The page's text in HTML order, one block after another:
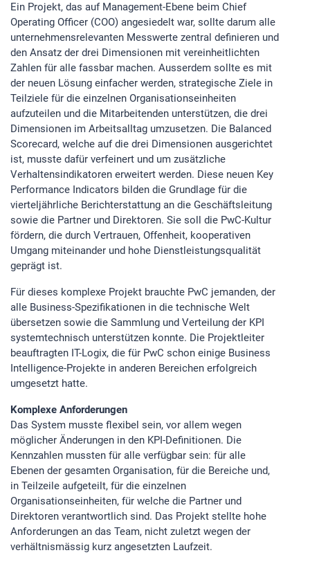
Ein Projekt, das auf Management-Ebene beim Chief
Operating Officer (COO) angesiedelt war, sollte darum alle
unternehmensrelevanten Messwerte zentral definieren und
den Ansatz der drei Dimensionen mit vereinheitlichten
Zahlen für alle fassbar machen. Ausserdem sollte es mit
der neuen Lösung einfacher werden, strategische Ziele in
Teilziele für die einzelnen Organisationseinheiten
aufzuteilen und die Mitarbeitenden unterstützen, die drei
Dimensionen im Arbeitsalltag umzusetzen. Die Balanced
Scorecard, welche auf die drei Dimensionen ausgerichtet
ist, musste dafür verfeinert und um zusätzliche
Verhaltensindikatoren erweitert werden. Diese neuen Key
Performance Indicators bilden die Grundlage für die
vierteljährliche Berichterstattung an die Geschäftsleitung
sowie die Partner und Direktoren. Sie soll die PwC-Kultur
fördern, die durch Vertrauen, Offenheit, kooperativen
Umgang miteinander und hohe Dienstleistungsqualität
geprägt ist.
Für dieses komplexe Projekt brauchte PwC jemanden, der
alle Business-Spezifikationen in die technische Welt
übersetzen sowie die Sammlung und Verteilung der KPI
systemtechnisch unterstützen konnte. Die Projektleiter
beauftragten IT-Logix, die für PwC schon einige Business
Intelligence-Projekte in anderen Bereichen erfolgreich
umgesetzt hatte.
Komplexe Anforderungen
Das System musste flexibel sein, vor allem wegen
möglicher Änderungen in den KPI-Definitionen. Die
Kennzahlen mussten für alle verfügbar sein: für alle
Ebenen der gesamten Organisation, für die Bereiche und,
in Teilzeile aufgeteilt, für die einzelnen
Organisationseinheiten, für welche die Partner und
Direktoren verantwortlich sind. Das Projekt stellte hohe
Anforderungen an das Team, nicht zuletzt wegen der
verhältnismässig kurz angesetzten Laufzeit.
Plattformen anzeigen zu können, werden von diesen
externen Medien Cookies gesetzt.
YouTube